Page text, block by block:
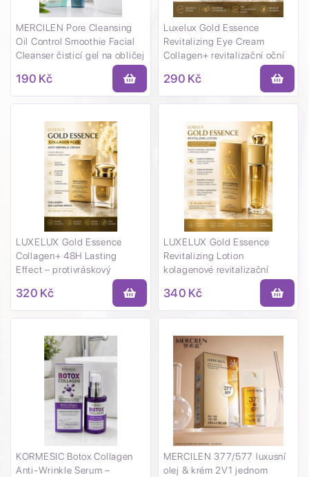
MERCILEN Pore Cleansing
Oil Control Smoothie Facial
Cleanser čisticí gel na obličej
190 Kč
Luxelux Gold Essence
Revitalizing Eye Cream
Collagen+ revitalizační oční
krém se zlatou esencí 30 g
290 Kč
LUXELUX Gold Essence
Collagen+ 48H Lasting
Effect – protivráskový
320 Kč
LUXELUX Gold Essence
Revitalizing Lotion
kolagenové revitalizační
340 Kč
KORMESIC Botox Collagen
Anti-Wrinkle Serum –
MERCILEN 377/577 luxusní
olej & krém 2V1 jednom